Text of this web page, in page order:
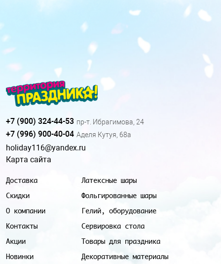
Доставка
Скидки
О компании
Контакты
Акции
Новинки
Латексные шары
Фольгированные шары
Гелий, оборудование
Сервировка стола
Товары для праздника
Декоративные материалы
+7 (900) 324-44-53 пр-т. Ибрагимова, 24
+7 (996) 900-40-04 Аделя Кутуя, 68а
holiday116@yandex.ru
Карта сайта